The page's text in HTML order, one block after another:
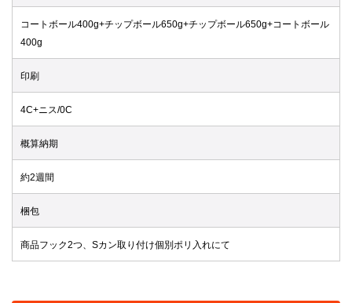
コートボール400g+チップボール650g+チップボール650g+コートボール
400g
印刷
4C+ニス/0C
概算納期
約2週間
梱包
商品フック2つ、Sカン取り付け個別ポリ入れにて